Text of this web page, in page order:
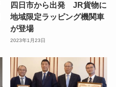
四日市から出発 JR貨物に
地域限定ラッピング機関車
が登場
2023年1月23日